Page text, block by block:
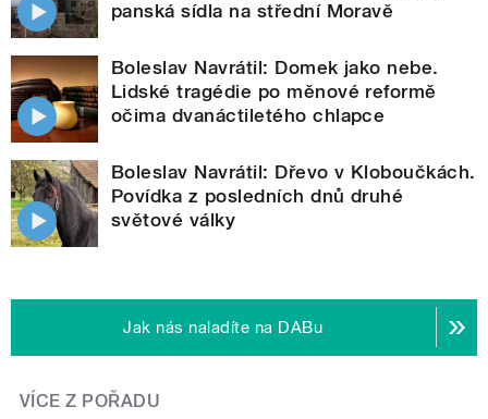
panská sídla na střední Moravě
Boleslav Navrátil: Domek jako nebe.
Lidské tragédie po měnové reformě
očima dvanáctiletého chlapce
Boleslav Navrátil: Dřevo v Kloboučkách.
Povídka z posledních dnů druhé
světové války
Jak nás naladíte na DABu
VÍCE Z POŘADU